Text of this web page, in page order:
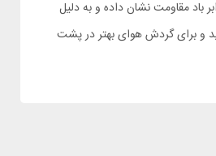
چادره و حتما باید در برابر آب و باد مقاوم باشد این چادر طی آزمایشات انجام شده ضد آب بوده و تا سرعت 40 کیلومتردر برابر باد مقاومت نشان داده و به دلیل
و برای گردش هوای بهتر در پشت